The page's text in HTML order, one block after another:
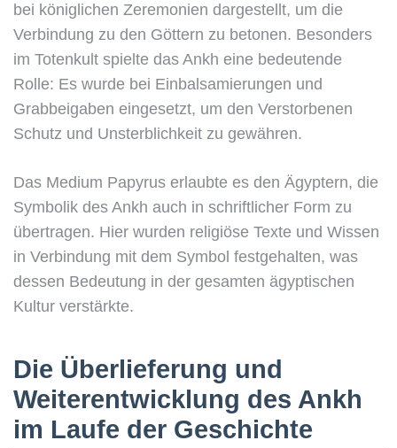
bei königlichen Zeremonien dargestellt, um die
Verbindung zu den Göttern zu betonen. Besonders
im Totenkult spielte das Ankh eine bedeutende
Rolle: Es wurde bei Einbalsamierungen und
Grabbeigaben eingesetzt, um den Verstorbenen
Schutz und Unsterblichkeit zu gewähren.
Das Medium Papyrus erlaubte es den Ägyptern, die
Symbolik des Ankh auch in schriftlicher Form zu
übertragen. Hier wurden religiöse Texte und Wissen
in Verbindung mit dem Symbol festgehalten, was
dessen Bedeutung in der gesamten ägyptischen
Kultur verstärkte.
Die Überlieferung und
Weiterentwicklung des Ankh
im Laufe der Geschichte